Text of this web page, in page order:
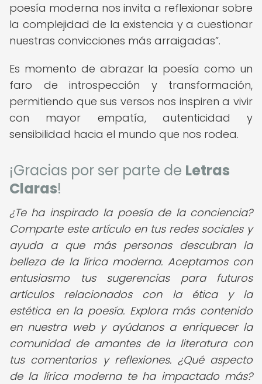
poesía moderna nos invita a reflexionar sobre
la complejidad de la existencia y a cuestionar
nuestras convicciones más arraigadas .
Es momento de abrazar la poesía como un
faro de introspección y transformación,
permitiendo que sus versos nos inspiren a vivir
con mayor empatía, autenticidad y
sensibilidad hacia el mundo que nos rodea.
¡Gracias por ser parte de Letras
Claras!
¿Te ha inspirado la poesía de la conciencia?
Comparte este artículo en tus redes sociales y
ayuda a que más personas descubran la
belleza de la lírica moderna. Aceptamos con
entusiasmo tus sugerencias para futuros
artículos relacionados con la ética y la
estética en la poesía. Explora más contenido
en nuestra web y ayúdanos a enriquecer la
comunidad de amantes de la literatura con
tus comentarios y reflexiones. ¿Qué aspecto
de la lírica moderna te ha impactado más?